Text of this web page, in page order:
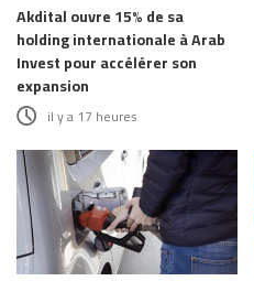
Akdital ouvre 15% de sa
holding internationale à Arab
Invest pour accélérer son
expansion
il y a 17 heures